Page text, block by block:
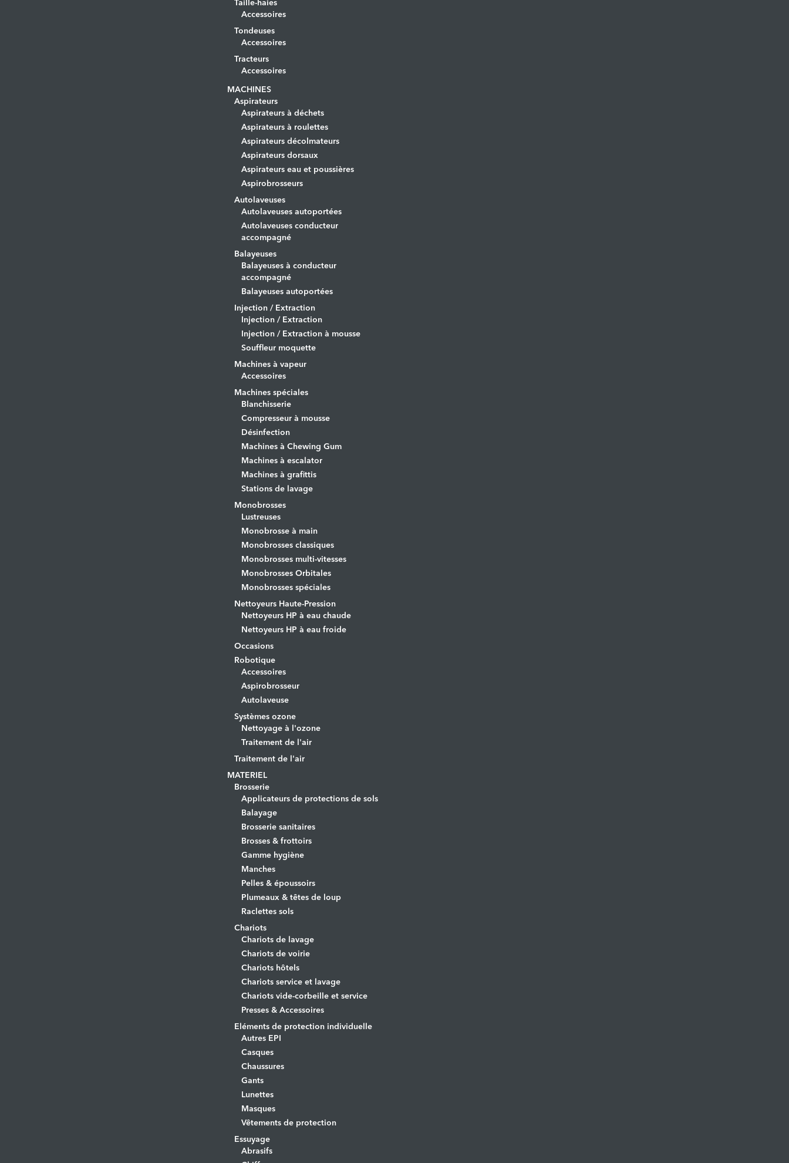
Taille-haies
Accessoires
Tondeuses
Accessoires
Tracteurs
Accessoires
MACHINES
Aspirateurs
Aspirateurs à déchets
Aspirateurs à roulettes
Aspirateurs décolmateurs
Aspirateurs dorsaux
Aspirateurs eau et poussières
Aspirobrosseurs
Autolaveuses
Autolaveuses autoportées
Autolaveuses conducteur
accompagné
Balayeuses
Balayeuses à conducteur
accompagné
Balayeuses autoportées
Injection / Extraction
Injection / Extraction
Injection / Extraction à mousse
Souffleur moquette
Machines à vapeur
Accessoires
Machines spéciales
Blanchisserie
Compresseur à mousse
Désinfection
Machines à Chewing Gum
Machines à escalator
Machines à grafittis
Stations de lavage
Monobrosses
Lustreuses
Monobrosse à main
Monobrosses classiques
Monobrosses multi-vitesses
Monobrosses Orbitales
Monobrosses spéciales
Nettoyeurs Haute-Pression
Nettoyeurs HP à eau chaude
Nettoyeurs HP à eau froide
Occasions
Robotique
Accessoires
Aspirobrosseur
Autolaveuse
Systèmes ozone
Nettoyage à l'ozone
Traitement de l'air
Traitement de l'air
MATERIEL
Brosserie
Applicateurs de protections de sols
Balayage
Brosserie sanitaires
Brosses & frottoirs
Gamme hygiène
Manches
Pelles & époussoirs
Plumeaux & têtes de loup
Raclettes sols
Chariots
Chariots de lavage
Chariots de voirie
Chariots hôtels
Chariots service et lavage
Chariots vide-corbeille et service
Presses & Accessoires
Eléments de protection individuelle
Autres EPI
Casques
Chaussures
Gants
Lunettes
Masques
Vêtements de protection
Essuyage
Abrasifs